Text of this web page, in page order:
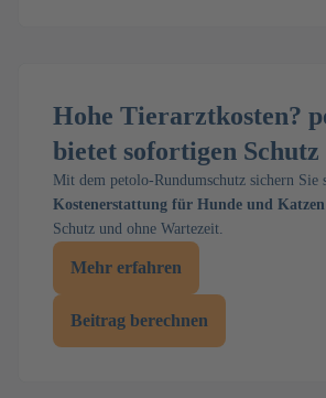
Hohe Tierarztkosten?
bietet sofortigen Schutz
Mit dem petolo-Rundumschutz sichern Sie
Kostenerstattung für Hunde und Katzen
Schutz und ohne Wartezeit.
Mehr erfahren
Beitrag berechnen